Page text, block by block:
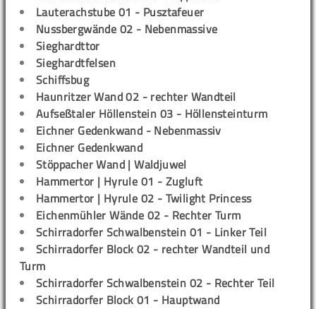
Lauterachstube 01 - Pusztafeuer
Nussbergwände 02 - Nebenmassive
Sieghardttor
Sieghardtfelsen
Schiffsbug
Haunritzer Wand 02 - rechter Wandteil
Aufseßtaler Höllenstein 03 - Höllensteinturm
Eichner Gedenkwand - Nebenmassiv
Eichner Gedenkwand
Stöppacher Wand | Waldjuwel
Hammertor | Hyrule 01 - Zugluft
Hammertor | Hyrule 02 - Twilight Princess
Eichenmühler Wände 02 - Rechter Turm
Schirradorfer Schwalbenstein 01 - Linker Teil
Schirradorfer Block 02 - rechter Wandteil und
Turm
Schirradorfer Schwalbenstein 02 - Rechter Teil
Schirradorfer Block 01 - Hauptwand